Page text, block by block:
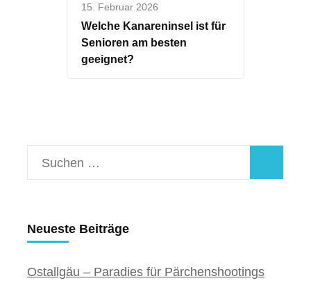
15. Februar 2026
Welche Kanareninsel ist für
Senioren am besten
geeignet?
Suchen
nach:
Neueste Beiträge
Ostallgäu – Paradies für Pärchenshootings